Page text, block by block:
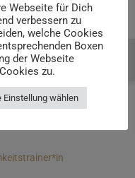
&
Webseite für Dich
verbessern zu
welche Cookies
Boxen
der Webseite
zu.
Einstellung wählen
Beratung buchen